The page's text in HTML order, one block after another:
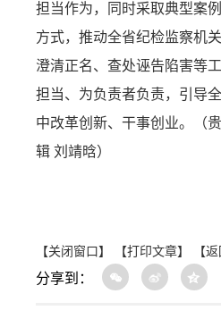
担当作为，同时采取典型案
方式，推动全省纪检监察机
澄清正名、查处诬告陷害等
担当、为负责者负责，引导
中改革创新、干事创业。（
辑 刘靖晗）
【关闭窗口】 【打印文章】 【
分享到：